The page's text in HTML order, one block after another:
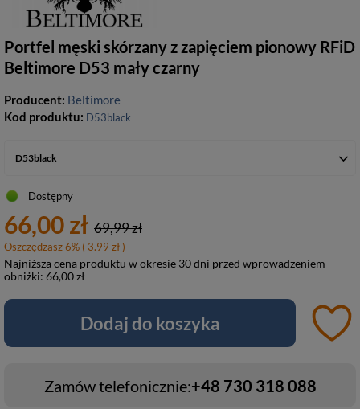
Portfel męski skórzany z zapięciem pionowy RFiD
Beltimore D53 mały czarny
Producent: Beltimore
Kod produktu: D53black
D53black
Dostępny
66,00 zł 69,99 zł
Oszczędzasz6% ( 3.99 zł )
Najniższa cena produktu w okresie 30 dni przed wprowadzeniem
obniżki: 66,00 zł
Dodaj do koszyka
Zamów telefonicznie:+48 730 318 088